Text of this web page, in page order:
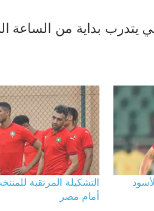
يتدرب بداية من الساعة
التشكيلة المرتقبة
أمام مصر